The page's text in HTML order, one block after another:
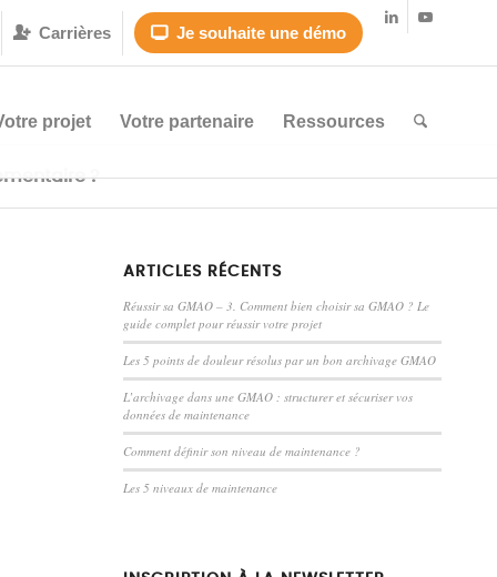
Carrières Je souhaite une démo
projet Votre partenaire Ressources
?
ARTICLES RÉCENTS
Réussir sa GMAO – 3. Comment bien choisir sa GMAO ? Le
guide complet pour réussir votre projet
Les 5 points de douleur résolus par un bon archivage GMAO
L’archivage dans une GMAO : structurer et sécuriser vos
données de maintenance
Comment définir son niveau de maintenance ?
Les 5 niveaux de maintenance